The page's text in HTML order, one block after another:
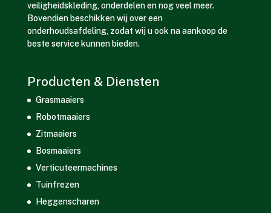
veiligheidskleding, onderdelen en nog veel meer.
Bovendien beschikken wij over een
onderhoudsafdeling, zodat wij u ook na aankoop de
beste service kunnen bieden.
Producten & Diensten
Grasmaaiers
Robotmaaiers
Zitmaaiers
Bosmaaiers
Verticuteermachines
Tuinfrezen
Heggenscharen